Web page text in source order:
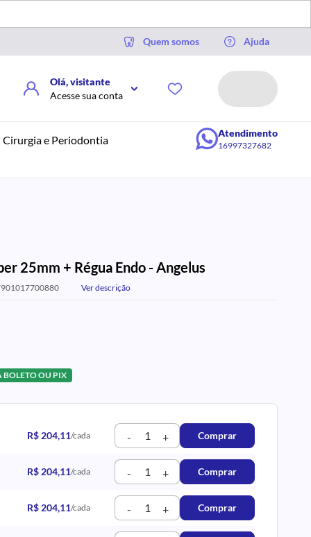
Quem somos Ajuda
Olá, visitante
Acesse sua conta
Cirurgia e Periodontia
Atendimento
16997327682
25mm + Régua Endo - Angelus
Ver descrição
BOLETO OU PIX
R$ 204,11/cada - + Comprar
R$ 204,11/cada - + Comprar
R$ 204,11/cada - + Comprar